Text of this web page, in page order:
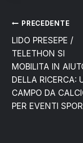
articoli
PRECEDENTE
LIDO PRESEPE /
TELETHON SI
MOBILITA IN
DELLA RICERCA:
CAMPO DA
PER EVENTI